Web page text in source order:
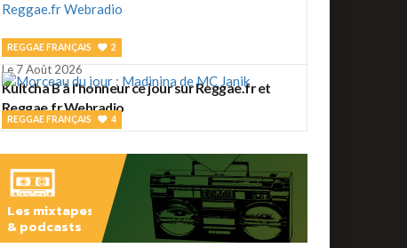
REGGAE FRANÇAIS 2
Le 7 Août 2026
Kultcha B à l'honneur ce jour sur Reggae.fr et
Reggae.fr Webradio
REGGAE FRANÇAIS 4
Morceau du jour : Madinina de MC Janik
ROOTS 56
Les mixtapes
& podcasts